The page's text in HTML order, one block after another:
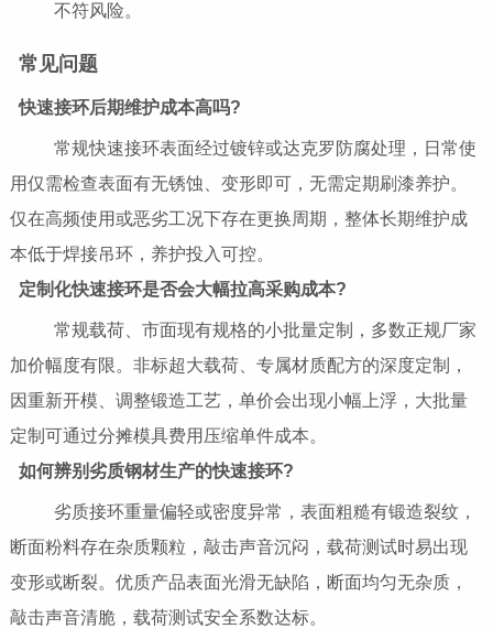
不符风险。
常见问题
快速接环后期维护成本高吗?
常规快速接环表面经过镀锌或达克罗防腐处理，日常使
用仅需检查表面有无锈蚀、变形即可，无需定期刷漆养护。
仅在高频使用或恶劣工况下存在更换周期，整体长期维护成
本低于焊接吊环，养护投入可控。
定制化快速接环是否会大幅拉高采购成本?
常规载荷、市面现有规格的小批量定制，多数正规厂家
加价幅度有限。非标超大载荷、专属材质配方的深度定制，
因重新开模、调整锻造工艺，单价会出现小幅上浮，大批量
定制可通过分摊模具费用压缩单件成本。
如何辨别劣质钢材生产的快速接环?
劣质接环重量偏轻或密度异常，表面粗糙有锻造裂纹，
断面粉料存在杂质颗粒，敲击声音沉闷，载荷测试时易出现
变形或断裂。优质产品表面光滑无缺陷，断面均匀无杂质，
敲击声音清脆，载荷测试安全系数达标。